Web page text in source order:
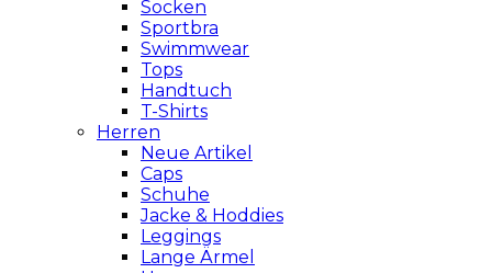
Socken
Sportbra
Swimmwear
Tops
Handtuch
T-Shirts
Herren
Neue Artikel
Caps
Schuhe
Jacke & Hoddies
Leggings
Lange Ärmel